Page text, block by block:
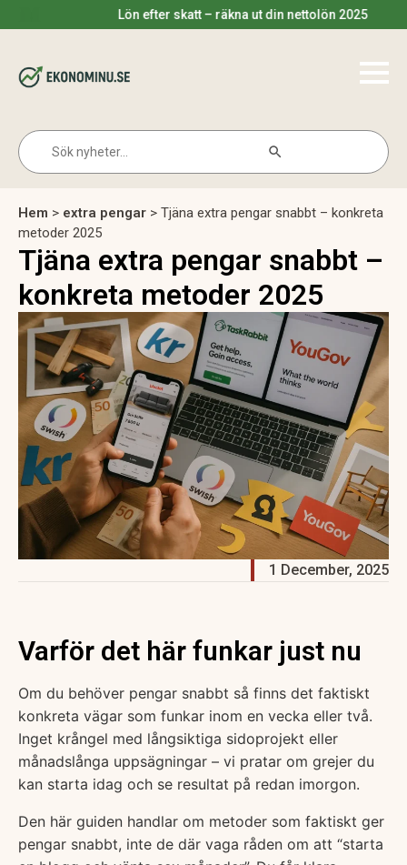
Lön efter skatt – räkna ut din nettolön 2025
for:
Hem > extra pengar > Tjäna extra pengar snabbt – konkreta
metoder 2025
Tjäna extra pengar snabbt –
konkreta metoder 2025
1 December, 2025
Varför det här funkar just nu
Om du behöver pengar snabbt så finns det faktiskt
konkreta vägar som funkar inom en vecka eller två.
Inget krångel med långsiktiga sidoprojekt eller
månadslånga uppsägningar – vi pratar om grejer du
kan starta idag och se resultat på redan imorgon.
Den här guiden handlar om metoder som faktiskt ger
pengar snabbt, inte de där vaga råden om att “starta